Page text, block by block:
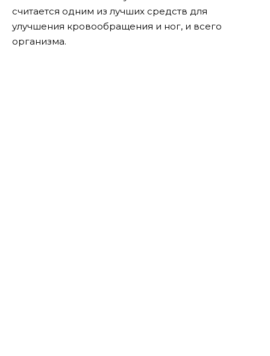
считается одним из лучших средств для
улучшения кровообращения и ног, и всего
организма.